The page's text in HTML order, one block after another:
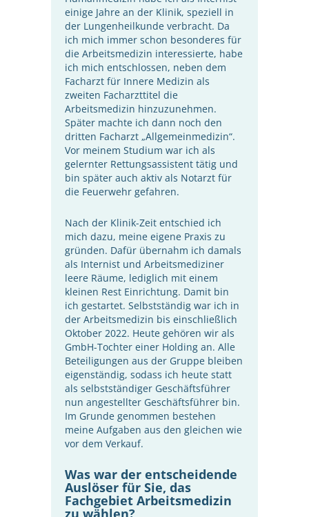
einige Jahre an der Klinik, speziell in
der Lungenheilkunde verbracht. Da
ich mich immer schon besonderes für
die Arbeitsmedizin interessierte, habe
ich mich entschlossen, neben dem
Facharzt für Innere Medizin als
zweiten Facharzttitel die
Arbeitsmedizin hinzuzunehmen.
Später machte ich dann noch den
dritten Facharzt „Allgemeinmedizin“.
Vor meinem Studium war ich als
gelernter Rettungsassistent tätig und
bin später auch aktiv als Notarzt für
die Feuerwehr gefahren.
Nach der Klinik-Zeit entschied ich
mich dazu, meine eigene Praxis zu
gründen. Dafür übernahm ich damals
als Internist und Arbeitsmediziner
leere Räume, lediglich mit einem
kleinen Rest Einrichtung. Damit bin
ich gestartet. Selbstständig war ich in
der Arbeitsmedizin bis einschließlich
Oktober 2022. Heute gehören wir als
GmbH-Tochter einer Holding an. Alle
Beteiligungen aus der Gruppe bleiben
eigenständig, sodass ich heute statt
als selbstständiger Geschäftsführer
nun angestellter Geschäftsführer bin.
Im Grunde genommen bestehen
meine Aufgaben aus den gleichen wie
vor dem Verkauf.
Was war der entscheidende
Auslöser für Sie, das
Fachgebiet Arbeitsmedizin
zu wählen?